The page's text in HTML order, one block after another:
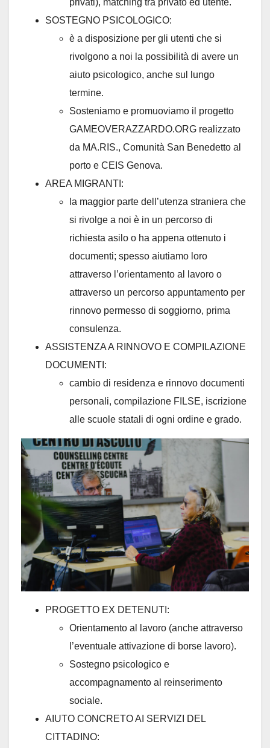
privati), matching tra privato ed utente.
SOSTEGNO PSICOLOGICO:
è a disposizione per gli utenti che si
rivolgono a noi la possibilità di avere un
aiuto psicologico, anche sul lungo
termine.
Sosteniamo e promuoviamo il progetto
GAMEOVERAZZARDO.ORG realizzato
da MA.RIS., Comunità San Benedetto al
porto e CEIS Genova.
AREA MIGRANTI:
la maggior parte dell’utenza straniera che
si rivolge a noi è in un percorso di
richiesta asilo o ha appena ottenuto i
documenti; spesso aiutiamo loro
attraverso l’orientamento al lavoro o
attraverso un percorso appuntamento per
rinnovo permesso di soggiorno, prima
consulenza.
ASSISTENZA A RINNOVO E COMPILAZIONE
DOCUMENTI:
cambio di residenza e rinnovo documenti
personali, compilazione FILSE, iscrizione
alle scuole statali di ogni ordine e grado.
PROGETTO EX DETENUTI:
Orientamento al lavoro (anche attraverso
l’eventuale attivazione di borse lavoro).
Sostegno psicologico e
accompagnamento al reinserimento
sociale.
AIUTO CONCRETO AI SERVIZI DEL
CITTADINO: